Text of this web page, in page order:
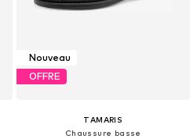
Nouveau
OFFRE
TAMARIS
Chaussure basse